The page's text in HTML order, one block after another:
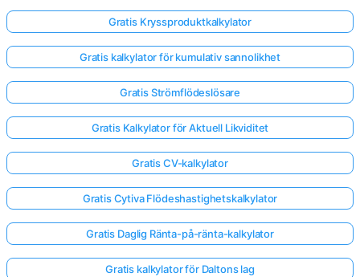
Gratis Kryssproduktkalkylator
Gratis kalkylator för kumulativ sannolikhet
Gratis Strömflödeslösare
Gratis Kalkylator för Aktuell Likviditet
Gratis CV-kalkylator
Gratis Cytiva Flödeshastighetskalkylator
Gratis Daglig Ränta-på-ränta-kalkylator
Gratis kalkylator för Daltons lag